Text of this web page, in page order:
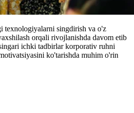
texnologiyalarni singdirish va o'z
orqali rivojlanishda davom etib
ichki tadbirlar korporativ ruhni
ko'tarishda muhim o'rin